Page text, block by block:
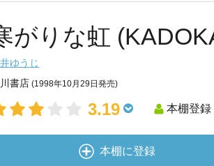
がりな虹
ゆうじ
書店 (1998年10月29日発売)
3.19 本棚登録
本棚に登録